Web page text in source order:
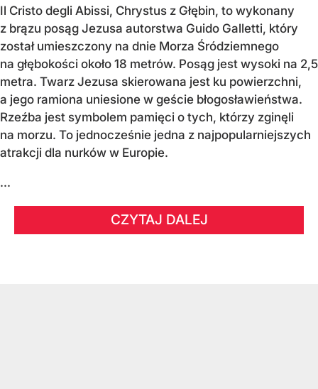
Il Cristo degli Abissi, Chrystus z Głębin, to wykonany
z brązu posąg Jezusa autorstwa Guido Galletti, który
został umieszczony na dnie Morza Śródziemnego
na głębokości około 18 metrów. Posąg jest wysoki na 2,5
metra. Twarz Jezusa skierowana jest ku powierzchni,
a jego ramiona uniesione w geście błogosławieństwa.
Rzeźba jest symbolem pamięci o tych, którzy zginęli
na morzu. To jednocześnie jedna z najpopularniejszych
atrakcji dla nurków w Europie.
...
CZYTAJ DALEJ